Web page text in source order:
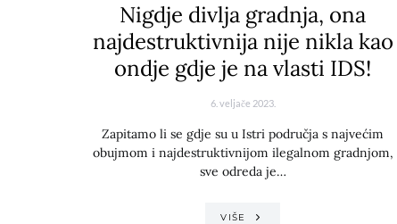
Nigdje divlja gradnja, ona
najdestruktivnija nije nikla kao
ondje gdje je na vlasti IDS!
6. veljače 2023.
Zapitamo li se gdje su u Istri područja s najvećim
obujmom i najdestruktivnijom ilegalnom gradnjom,
sve odreda je…
VIŠE